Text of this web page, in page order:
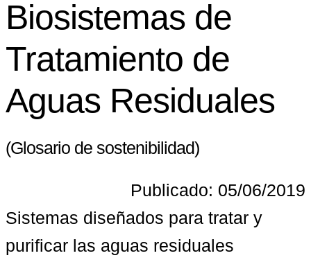
Biosistemas de
Tratamiento de
Aguas Residuales
(Glosario de sostenibilidad)
Publicado: 05/06/2019
Sistemas diseñados para tratar y
purificar las aguas residuales